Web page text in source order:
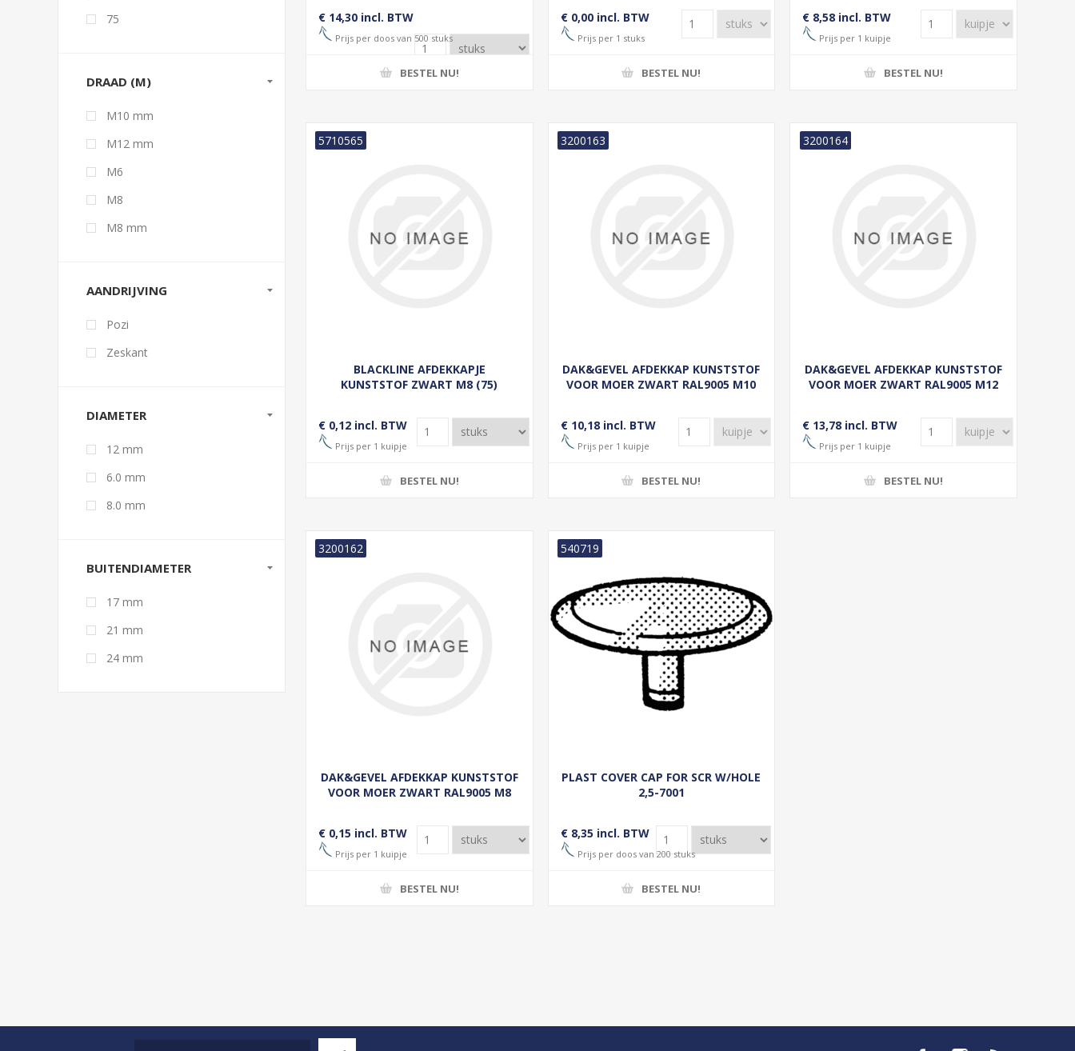
€ 14,30 incl. BTW
Prijs per doos van 500 stuks
BESTEL NU!
€ 0,00 incl. BTW
Prijs per 1 stuks
BESTEL NU!
€ 8,58 incl. BTW
Prijs per 1 kuipje
BESTEL NU!
BLACKLINE AFDEKKAPJE
KUNSTSTOF ZWART M8 (75)
5710565
€ 0,12 incl. BTW
Prijs per 1 kuipje
BESTEL NU!
DAK&GEVEL AFDEKKAP KUNSTSTOF
VOOR MOER ZWART RAL9005 M10
3200163
€ 10,18 incl. BTW
Prijs per 1 kuipje
BESTEL NU!
DAK&GEVEL AFDEKKAP KUNSTSTOF
VOOR MOER ZWART RAL9005 M12
3200164
€ 13,78 incl. BTW
Prijs per 1 kuipje
BESTEL NU!
DAK&GEVEL AFDEKKAP KUNSTSTOF
VOOR MOER ZWART RAL9005 M8
3200162
€ 0,15 incl. BTW
Prijs per 1 kuipje
BESTEL NU!
PLAST COVER CAP FOR SCR W/HOLE
2,5-7001
540719
€ 8,35 incl. BTW
Prijs per doos van 200 stuks
BESTEL NU!
75
DRAAD (M)
M10 mm
M12 mm
M6
M8
M8 mm
AANDRIJVING
Pozi
Zeskant
DIAMETER
12 mm
6.0 mm
8.0 mm
BUITENDIAMETER
17 mm
21 mm
24 mm